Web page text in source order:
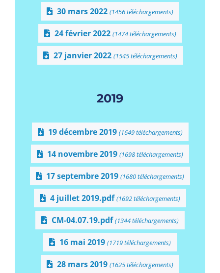
30 mars 2022 (1456 téléchargements)
24 février 2022 (1474 téléchargements)
27 janvier 2022 (1545 téléchargements)
2019
19 décembre 2019 (1649 téléchargements)
14 novembre 2019 (1698 téléchargements)
17 septembre 2019 (1680 téléchargements)
4 juillet 2019.pdf (1692 téléchargements)
CM-04.07.19.pdf (1344 téléchargements)
16 mai 2019 (1719 téléchargements)
28 mars 2019 (1625 téléchargements)